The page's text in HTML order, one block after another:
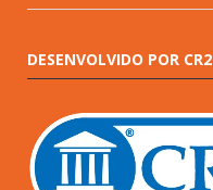
DESENVOLVIDO POR CR2